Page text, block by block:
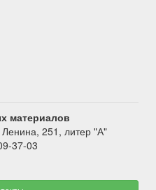
материалов
251, литер "А"
37-03